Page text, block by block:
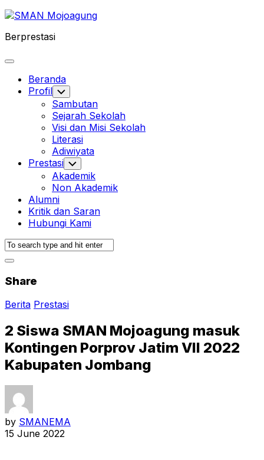
Skip
content
Berprestasi
Expand
Beranda
Profil Toggle
Child
Menu
Sambutan
Sejarah Sekolah
Visi dan Misi Sekolah
Literasi
Adiwiyata
Prestasi Toggle
Child
Menu
Akademik
Non Akademik
Alumni
Kritik dan Saran
Hubungi Kami
Share
Berita Prestasi
2 Siswa SMAN Mojoagung masuk
Kontingen Porprov Jatim VII 2022
Kabupaten Jombang
by SMANEMA
15 June 2022